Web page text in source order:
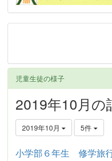
児童生徒の様子
2019年10月の
2019年10月 5件
小学部６年生 修学旅